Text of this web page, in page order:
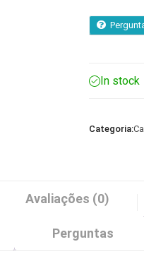
In stock
Categoria:
Avaliações (0)
Perguntas